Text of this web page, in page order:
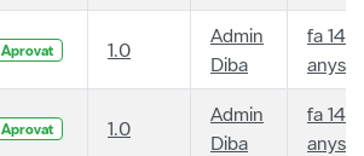
Aprovat 1.0
Admin
Diba
fa 14
anys
Aprovat 1.0
Admin
Diba
fa 14
anys